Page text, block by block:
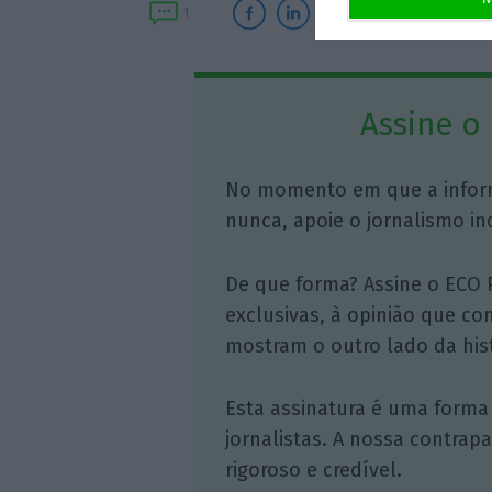
Assine o
No momento em que a
nunca, apoie o jornalismo
De que forma? Assine o
exclusivas, à opinião que
mostram o outro lado da
Esta assinatura é uma
jornalistas. A nossa
rigoroso e credível.